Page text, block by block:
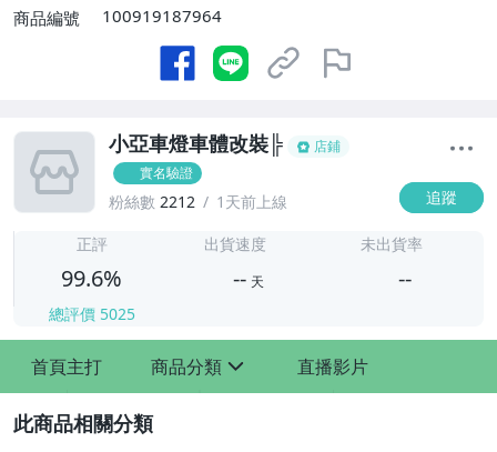
商品編號
100919187964
小亞車燈車體改裝╠
店鋪
實名驗證
粉絲數 2212 1天前上線 追蹤
正評
99.6%
總評價 5025
出貨速度
-- 天
未出貨率
--
首頁主打 商品分類 直播影片